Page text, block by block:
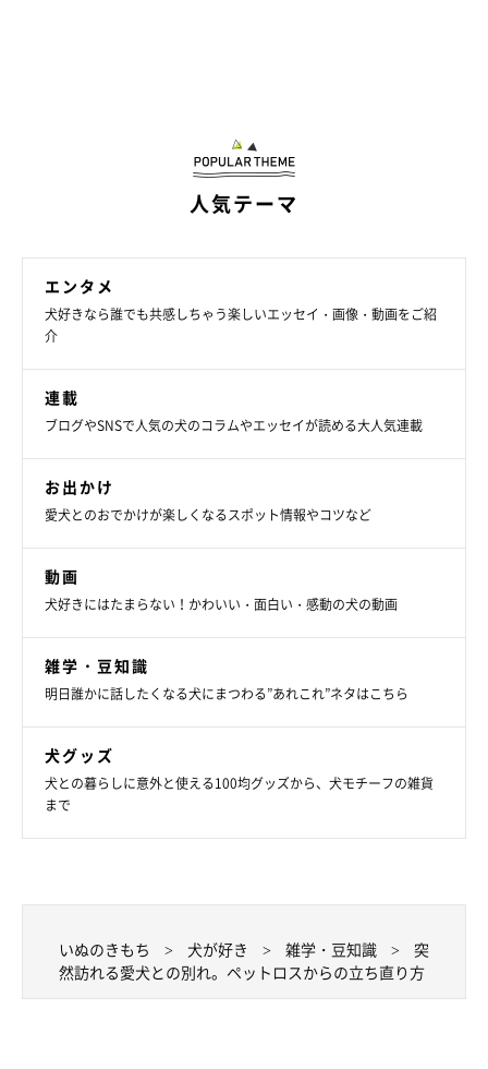
人気テーマ
エンタメ
犬好きなら誰でも共感しちゃう楽しいエッセイ・画像・動画をご紹
介
連載
ブログやSNSで人気の犬のコラムやエッセイが読める大人気連載
お出かけ
愛犬とのおでかけが楽しくなるスポット情報やコツなど
動画
犬好きにはたまらない！かわいい・面白い・感動の犬の動画
雑学・豆知識
明日誰かに話したくなる犬にまつわる”あれこれ”ネタはこちら
犬グッズ
犬との暮らしに意外と使える100均グッズから、犬モチーフの雑貨
まで
いぬのきもち 犬が好き 雑学・豆知識
突
然訪れる愛犬との別れ。ペットロスからの立ち直り方